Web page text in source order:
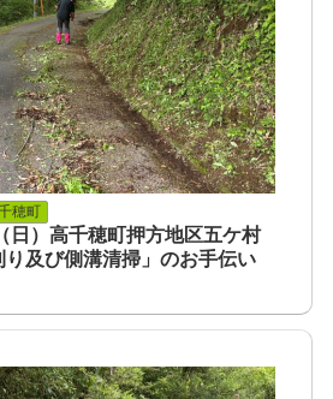
穂町
日）高千穂町押方地区五ケ村
及び側溝清掃」のお手伝い